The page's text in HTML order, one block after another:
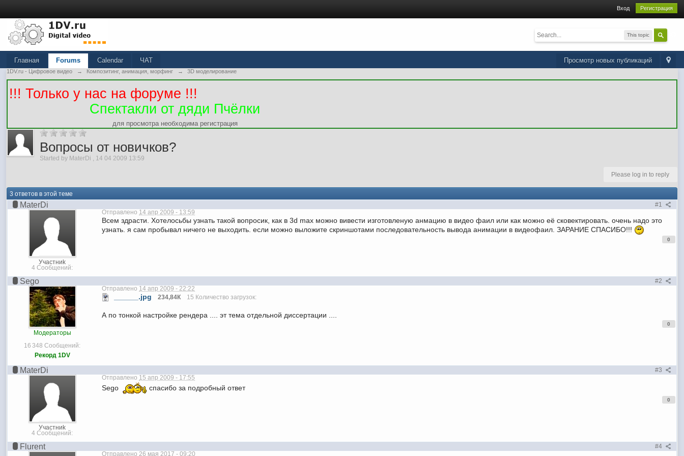
Вход Регистрация
This topic
Просмотр новых публикаций
Главная Forums Calendar ЧАТ
1DV.ru - Цифровое видео → Композитинг, анимация, морфинг → 3D моделирование
!!! Только у нас на форуме !!!
Спектакли от дяди Пчёлки
для просмотра необходима регистрация
Вопросы от новичков?
Started by MaterDi , 14 04 2009 13:59
Please log in to reply
3 ответов в этой теме
#1
MaterDi
Участниk
4 Сообщений:
Отправлено 14 апр 2009 - 13:59
Всем здрасти. Хотелосьбы узнать такой вопросик, как в 3d max можно вивести изготовленую анмацию в видео фаил или как можно её сковектировать. очень надо это
узнать. я сам пробывал ничего не выходить. если можно выложите скриншотами последовательность вывода анимации в видеофаил. ЗАРАНИЕ СПАСИБО!!!
0
#2
Sego
Модераторы
16 348 Сообщений:
Рекорд 1DV
Отправлено 14 апр 2009 - 22:22
______.jpg 234,84К 15 Количество загрузок:
А по тонкой настройке рендера .... эт тема отдельной диссертации ....
0
#3
MaterDi
Участниk
4 Сообщений:
Отправлено 15 апр 2009 - 17:55
Sego спасибо за подробный ответ
0
#4
Flurent
Отправлено26 мая 2017 - 09:20